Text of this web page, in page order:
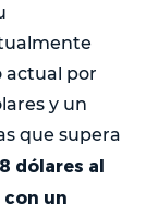
actual por
y un
que supera
dólares al
un